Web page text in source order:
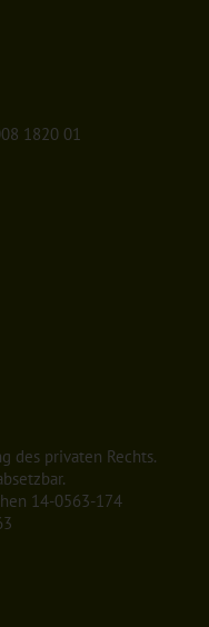
1820 01
des privaten Rechts.
14-0563-174